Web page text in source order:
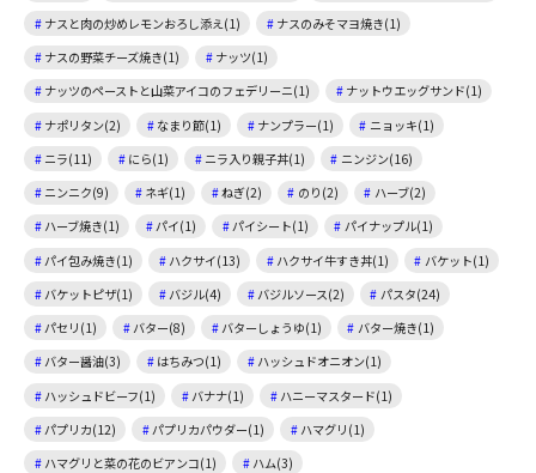
ナスと肉の炒めレモンおろし添え(1)
ナスのみそマヨ焼き(1)
ナスの野菜チーズ焼き(1)
ナッツ(1)
ナッツのペーストと山菜アイコのフェデリーニ(1)
ナットウエッグサンド(1)
ナポリタン(2)
なまり節(1) ナンプラー(1)
ニョッキ(1)
ニラ(11)
にら(1) ニラ入り親子丼(1)
ニンジン(16)
ニンニク(9)
ネギ(1) ねぎ(2) のり(2)
ハーブ(2)
ハーブ焼き(1)
パイ(1) パイシート(1)
パイナップル(1)
パイ包み焼き(1)
ハクサイ(13) ハクサイ牛すき丼(1)
バケット(1)
バケットピザ(1)
バジル(4) バジルソース(2)
パスタ(24)
パセリ(1)
バター(8) バターしょうゆ(1)
バター焼き(1)
バター醤油(3)
はちみつ(1)
ハッシュドオニオン(1)
ハッシュドビーフ(1)
バナナ(1)
ハニーマスタード(1)
パプリカ(12)
パプリカパウダー(1)
ハマグリ(1)
ハマグリと菜の花のビアンコ(1)
ハム(3)